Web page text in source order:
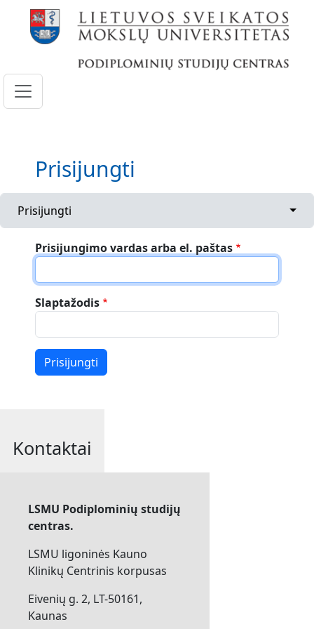
Pereiti į pagrindinį turinį
Prisijungti
Primary tabs
Prisijungti
Prisijungimo vardas arba el. paštas
Slaptažodis
Kontaktai
LSMU Podiplominių studijų
centras.
LSMU ligoninės Kauno
Klinikų Centrinis korpusas
Eivenių g. 2, LT-50161,
Kaunas